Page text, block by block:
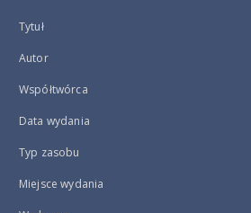
Tytuł
Autor
Współtwórca
Data wydania
Typ zasobu
Miejsce wydania